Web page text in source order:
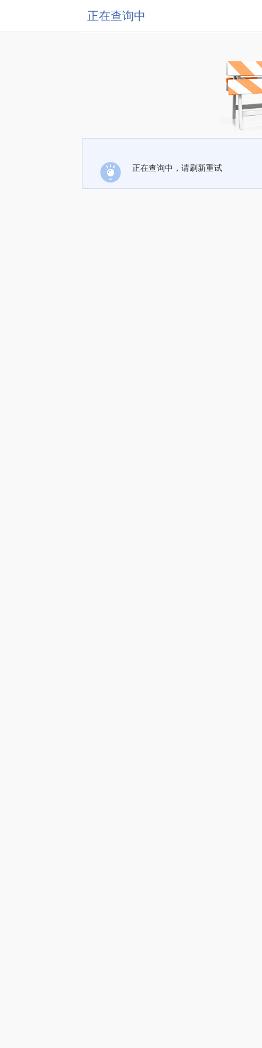
正在查询中
正在查询中，请刷新重试